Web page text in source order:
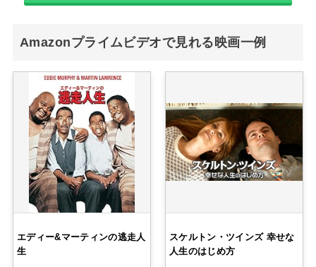
Amazonプライムビデオで見れる映画一例
エディー&マーティンの逃走人
生
スケルトン・ツインズ 幸せな
人生のはじめ方